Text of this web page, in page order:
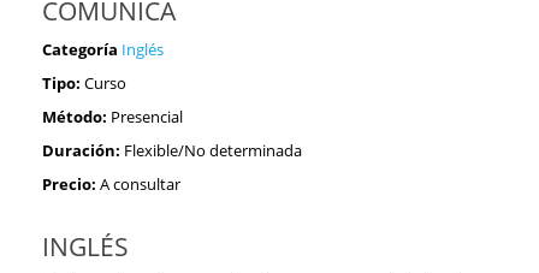
COMUNICA
Categoría Inglés
Tipo: Curso
Método: Presencial
Duración: Flexible/No determinada
Precio: A consultar
INGLÉS